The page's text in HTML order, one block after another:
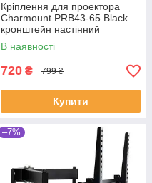
Кріплення для проектора
Charmount PRB43-65 Black
кронштейн настінний
стельовий
В наявності
720 ₴ 799 ₴
Купити
–7%